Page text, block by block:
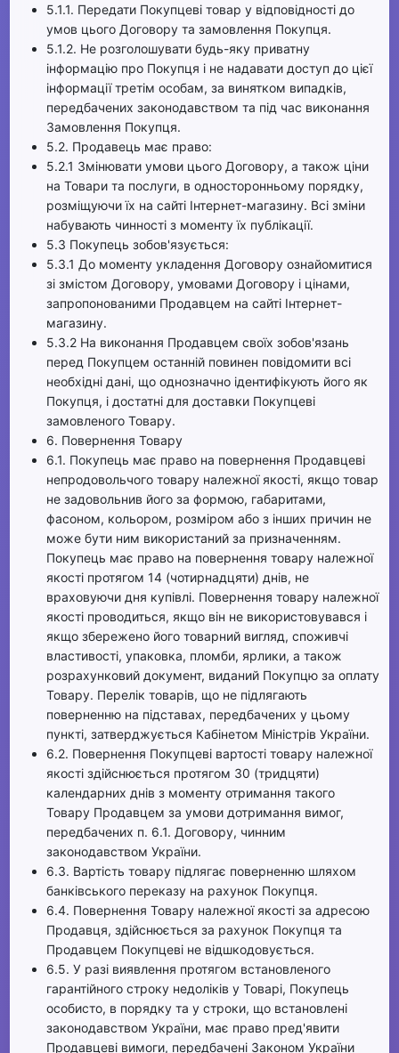
5.1.1. Передати Покупцеві товар у відповідності до
умов цього Договору та замовлення Покупця.
5.1.2. Не розголошувати будь-яку приватну
інформацію про Покупця і не надавати доступ до цієї
інформації третім особам, за винятком випадків,
передбачених законодавством та під час виконання
Замовлення Покупця.
5.2. Продавець має право:
5.2.1 Змінювати умови цього Договору, а також ціни
на Товари та послуги, в односторонньому порядку,
розміщуючи їх на сайті Інтернет-магазину. Всі зміни
набувають чинності з моменту їх публікації.
5.3 Покупець зобов'язується:
5.3.1 До моменту укладення Договору ознайомитися
зі змістом Договору, умовами Договору і цінами,
запропонованими Продавцем на сайті Інтернет-
магазину.
5.3.2 На виконання Продавцем своїх зобов'язань
перед Покупцем останній повинен повідомити всі
необхідні дані, що однозначно ідентифікують його як
Покупця, і достатні для доставки Покупцеві
замовленого Товару.
6. Повернення Товару
6.1. Покупець має право на повернення Продавцеві
непродовольчого товару належної якості, якщо товар
не задовольнив його за формою, габаритами,
фасоном, кольором, розміром або з інших причин не
може бути ним використаний за призначенням.
Покупець має право на повернення товару належної
якості протягом 14 (чотирнадцяти) днів, не
враховуючи дня купівлі. Повернення товару належної
якості проводиться, якщо він не використовувався і
якщо збережено його товарний вигляд, споживчі
властивості, упаковка, пломби, ярлики, а також
розрахунковий документ, виданий Покупцю за оплату
Товару. Перелік товарів, що не підлягають
поверненню на підставах, передбачених у цьому
пункті, затверджується Кабінетом Міністрів України.
6.2. Повернення Покупцеві вартості товару належної
якості здійснюється протягом 30 (тридцяти)
календарних днів з моменту отримання такого
Товару Продавцем за умови дотримання вимог,
передбачених п. 6.1. Договору, чинним
законодавством України.
6.3. Вартість товару підлягає поверненню шляхом
банківського переказу на рахунок Покупця.
6.4. Повернення Товару належної якості за адресою
Продавця, здійснюється за рахунок Покупця та
Продавцем Покупцеві не відшкодовується.
6.5. У разі виявлення протягом встановленого
гарантійного строку недоліків у Товарі, Покупець
особисто, в порядку та у строки, що встановлені
законодавством України, має право пред'явити
Продавцеві вимоги, передбачені Законом України